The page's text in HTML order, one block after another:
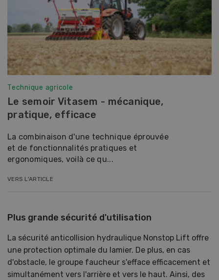
Technique agricole
Le semoir Vitasem - mécanique,
pratique, efficace
La combinaison d'une technique éprouvée
et de fonctionnalités pratiques et
ergonomiques, voilà ce qu...
VERS L'ARTICLE
Plus grande sécurité d'utilisation
La sécurité anticollision hydraulique Nonstop Lift offre
une protection optimale du lamier. De plus, en cas
d'obstacle, le groupe faucheur s'efface efficacement et
simultanément vers l'arrière et vers le haut. Ainsi, des